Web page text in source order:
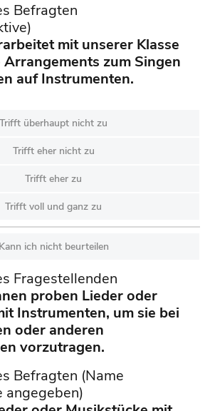
Befragten
mit unserer Klasse
zum Singen
auf Instrumenten.
Trifft überhaupt nicht zu
Trifft eher nicht zu
Trifft eher zu
Trifft voll und ganz zu
Kann ich nicht beurteilen
Fragestellenden
proben Lieder oder
Instrumenten, um sie bei
oder anderen
vorzutragen.
Befragten (Name
angegeben)